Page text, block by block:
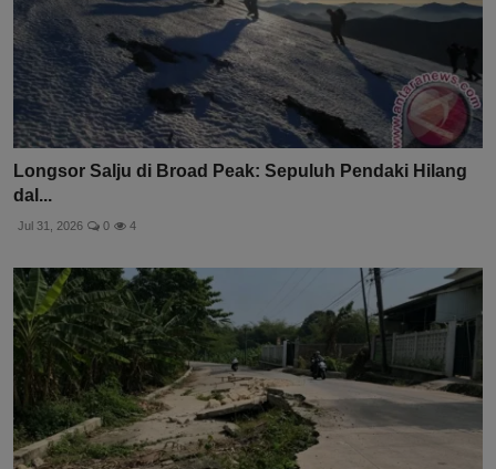
Longsor Salju di Broad Peak: Sepuluh Pendaki Hilang
dal...
Jul 31, 2026 0 4